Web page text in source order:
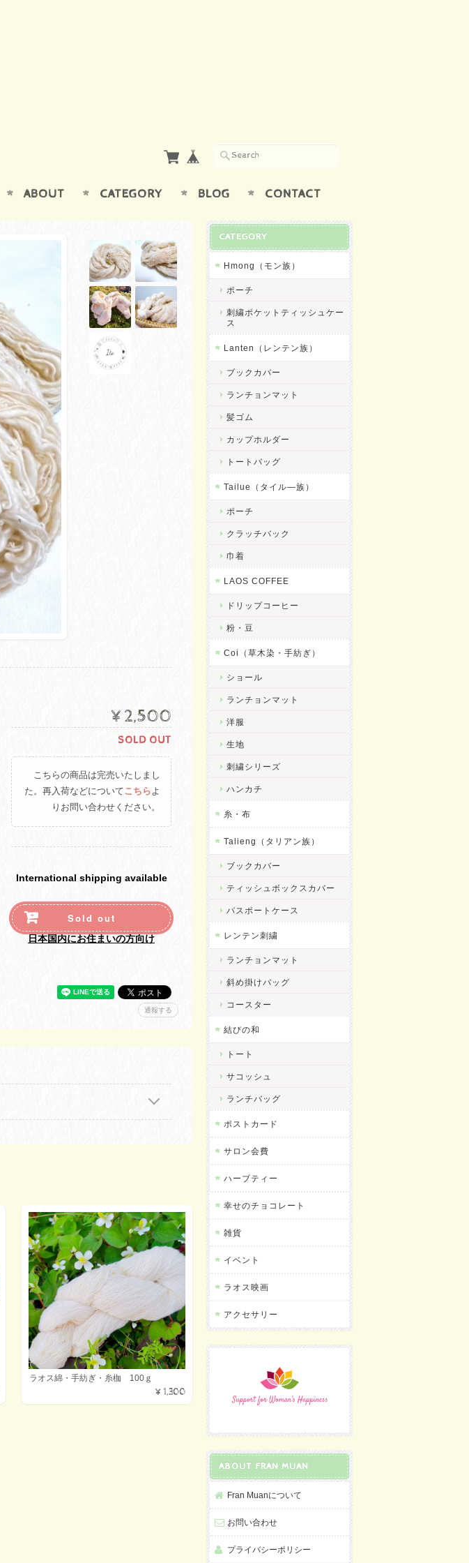
ABOUT CATEGORY BLOG CONTACT
¥2,500
SOLD OUT
こちらの商品は完売いたしまし
た。再入荷などについてこちらよ
りお問い合わせください。
International shipping available
Sold out
日本国内にお住まいの方向け
通報する
ラオス綿・手紡ぎ・糸枷 100ｇ
¥1,300
CATEGORY
Hmong（モン族）
ポーチ
刺繍ポケットティッシュケー
ス
Lanten（レンテン族）
ブックカバー
ランチョンマット
髪ゴム
カップホルダー
トートバッグ
Tailue（タイル―族）
ポーチ
クラッチバック
巾着
LAOS COFFEE
ドリップコーヒー
粉・豆
Coi（草木染・手紡ぎ）
ショール
ランチョンマット
洋服
生地
刺繍シリーズ
ハンカチ
糸・布
Talieng（タリアン族）
ブックカバー
ティッシュボックスカバー
パスポートケース
レンテン刺繍
ランチョンマット
斜め掛けバッグ
コースター
結びの和
トート
サコッシュ
ランチバッグ
ポストカード
サロン会費
ハーブティー
幸せのチョコレート
雑貨
イベント
ラオス映画
アクセサリー
ABOUT FRAN MUAN
Fran Muanについて
お問い合わせ
プライバシーポリシー